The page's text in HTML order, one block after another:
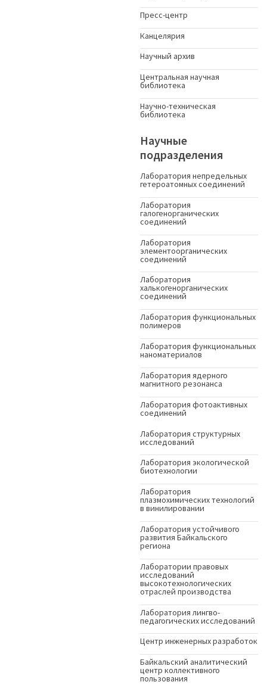
Пресс-центр
Канцелярия
Научный архив
Центральная научная
библиотека
Научно-техническая
библиотека
Научные
подразделения
Лаборатория непредельных
гетероатомных соединений
Лаборатория
галогенорганических
соединений
Лаборатория
элементоорганических
соединений
Лаборатория
халькогенорганических
соединений
Лаборатория функциональных
полимеров
Лаборатория функциональных
наноматериалов
Лаборатория ядерного
магнитного резонанса
Лаборатория фотоактивных
соединений
Лаборатория структурных
исследований
Лаборатория экологической
биотехнологии
Лаборатория
плазмохимических технологий
в винилировании
Лаборатория устойчивого
развития Байкальского
региона
Лаборатории правовых
исследований
высокотехнологических
отраслей производства
Лаборатория лингво-
педагогических исследований
Центр инженерных разработок
Байкальский аналитический
центр коллективного
пользования